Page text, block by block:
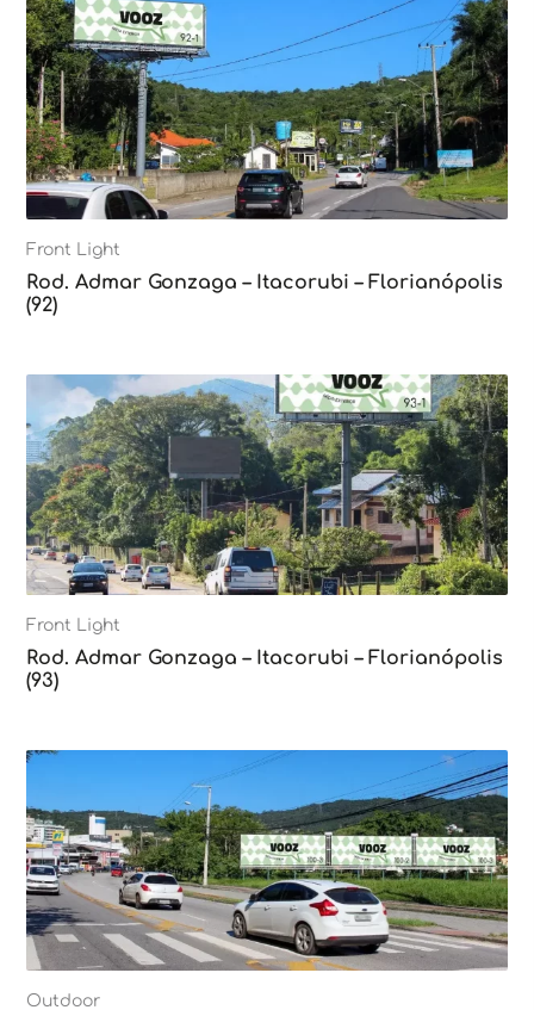
Front Light
Rod. Admar Gonzaga – Itacorubi – Florianópolis
(92)
Front Light
Rod. Admar Gonzaga – Itacorubi – Florianópolis
(93)
Outdoor